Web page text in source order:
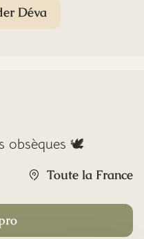
Déva
obsèques 🕊️
Toute la France